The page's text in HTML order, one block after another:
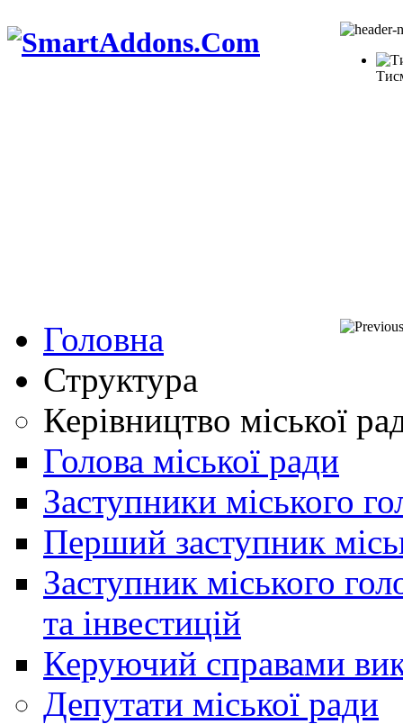
Головна
Структура
Керівництво міської
Голова міської ради
Заступники міського
Перший заступник
Заступник міського
та інвестицій
Керуючий справами
Депутати міської ради